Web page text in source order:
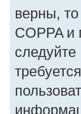
верны,
COPPA и